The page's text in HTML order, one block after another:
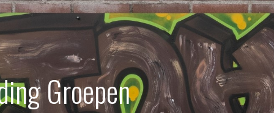
Groepen